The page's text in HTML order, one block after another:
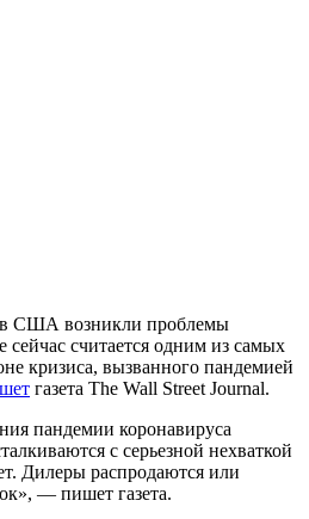
в США возникли проблемы
сейчас считается одним из самых
кризиса, вызванного пандемией
газета The Wall Street Journal.
пандемии коронавируса
с серьезной нехваткой
Дилеры распродаются или
— пишет газета.